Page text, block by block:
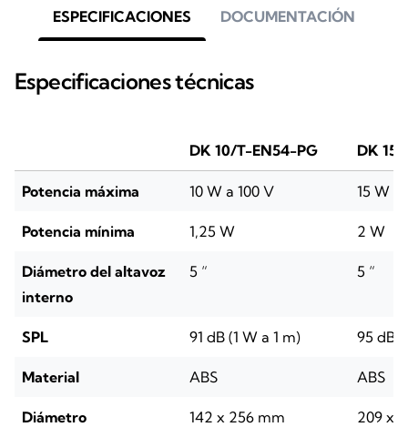
ESPECIFICACIONES DOCUMENTACIÓN
Especificaciones técnicas
DK 10/T-EN54-PG DK
Potencia máxima 10 W a 100 V 15 W a
Potencia mínima 1,25 W 2 W
Diámetro del altavoz
interno
5 “ 5 “
SPL 91 dB (1 W a 1 m) 95 dB
Material ABS ABS
Diámetro 142 x 256 mm 209 x